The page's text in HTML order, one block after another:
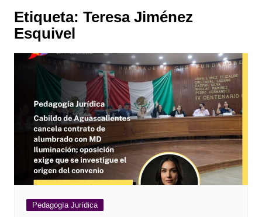
Etiqueta: Teresa Jiménez
Esquivel
Pedagogía Jurídica